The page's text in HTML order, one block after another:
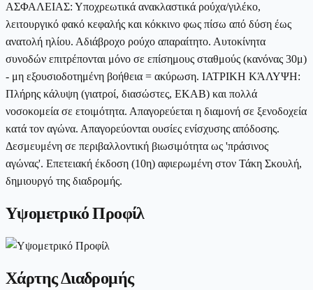
ΑΣΦΑΛΕΙΑΣ: Υποχρεωτικά ανακλαστικά ρούχα/γιλέκο,
λειτουργικό φακό κεφαλής και κόκκινο φως πίσω από δύση έως
ανατολή ηλίου. Αδιάβροχο ρούχο απαραίτητο. Αυτοκίνητα
συνοδών επιτρέπονται μόνο σε επίσημους σταθμούς (κανόνας 30μ)
- μη εξουσιοδοτημένη βοήθεια = ακύρωση. ΙΑΤΡΙΚΗ ΚΆΛΥΨΗ:
Πλήρης κάλυψη (γιατροί, διασώστες, ΕΚΑΒ) και πολλά
νοσοκομεία σε ετοιμότητα. Απαγορεύεται η διαμονή σε ξενοδοχεία
κατά τον αγώνα. Απαγορεύονται ουσίες ενίσχυσης απόδοσης.
Δεσμευμένη σε περιβαλλοντική βιωσιμότητα ως 'πράσινος
αγώνας'. Επετειακή έκδοση (10η) αφιερωμένη στον Τάκη Σκουλή,
δημιουργό της διαδρομής.
Υψομετρικό Προφίλ
Χάρτης Διαδρομής